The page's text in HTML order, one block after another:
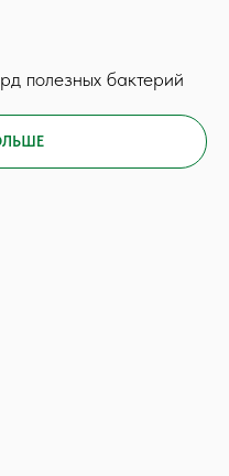
полезных бактерий